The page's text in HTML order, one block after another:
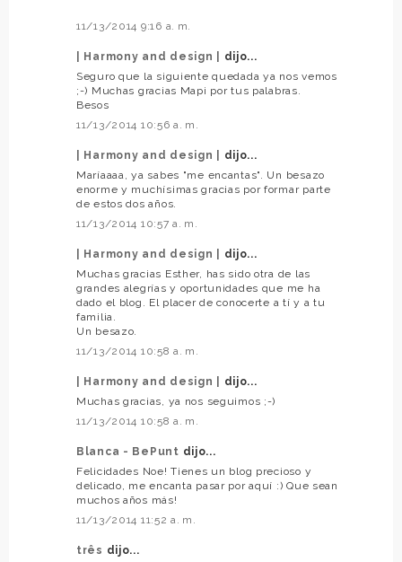
11/13/2014 9:16 a. m.
| Harmony and design |
dijo...
Seguro que la siguiente quedada ya nos vemos
;-) Muchas gracias Mapi por tus palabras.
Besos
11/13/2014 10:56 a. m.
| Harmony and design |
dijo...
Maríaaaa, ya sabes "me encantas". Un besazo
enorme y muchísimas gracias por formar parte
de estos dos años.
11/13/2014 10:57 a. m.
| Harmony and design |
dijo...
Muchas gracias Esther, has sido otra de las
grandes alegrías y oportunidades que me ha
dado el blog. El placer de conocerte a tí y a tu
familia.
Un besazo.
11/13/2014 10:58 a. m.
| Harmony and design |
dijo...
Muchas gracias, ya nos seguimos ;-)
11/13/2014 10:58 a. m.
Blanca - BePunt dijo...
Felicidades Noe! Tienes un blog precioso y
delicado, me encanta pasar por aquí :) Que sean
muchos años más!
11/13/2014 11:52 a. m.
três dijo...